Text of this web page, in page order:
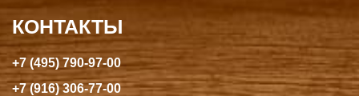
КОНТАКТЫ
+7 (495) 790-97-00
+7 (916) 306-77-00